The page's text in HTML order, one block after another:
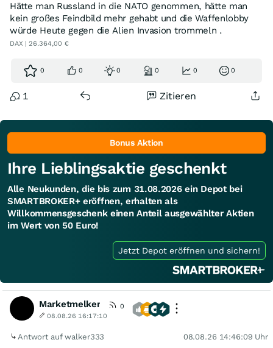
Hätte man Russland in die NATO genommen, hätte man
kein großes Feindbild mehr gehabt und die Waffenlobby
würde Heute gegen die Alien Invasion trommeln .
DAX | 26.364,00 €
0 0 0 0 0 0
1 Zitieren
Bonus Aktion
Ihre Lieblingsaktie geschenkt
Alle Neukunden, die bis zum 31.08.2026 ein Depot bei
SMARTBROKER+ eröffnen, erhalten als
Willkommensgeschenk einen Anteil ausgewählter Aktien
im Wert von 50 Euro!
Jetzt Depot eröffnen und sichern!
Marketmelker
0
08.08.26 16:17:10
Antwort auf walker333 08.08.26 14:46:09 Uhr